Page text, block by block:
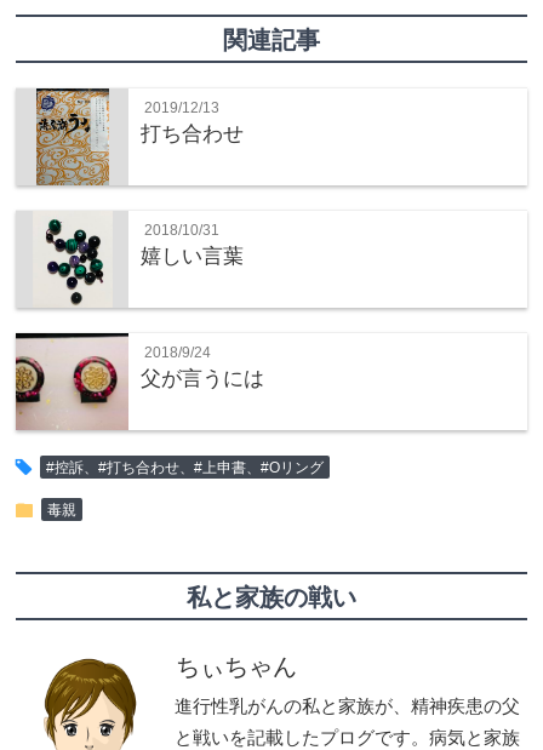
関連記事
2019/12/13
打ち合わせ
2018/10/31
嬉しい言葉
2018/9/24
父が言うには
tag #控訴、#打ち合わせ、#上申書、#Oリング
folder 毒親
私と家族の戦い
ちぃちゃん
進行性乳がんの私と家族が、精神疾患の父
と戦いを記載したプログです。病気と家族